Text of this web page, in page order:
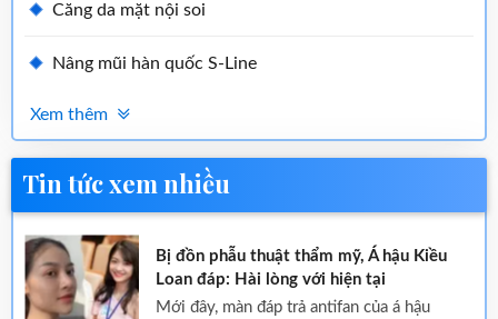
Căng da mặt nội soi
Nâng mũi hàn quốc S-Line
Xem thêm
Tin tức xem nhiều
Bị đồn phẫu thuật thẩm mỹ, Á hậu Kiều
Loan đáp: Hài lòng với hiện tại
mới đây, màn đáp trả antifan của á hậu